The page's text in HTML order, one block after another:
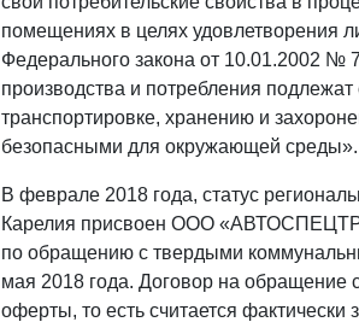
помещениях в целях удовлетворения
Федерального закона от 10.01.2002
производства и потребления
транспортировке, хранению и
безопасными для окружающей среды».
В феврале 2018 года, статус
Карелия присвоен ООО
по обращению с твердыми
мая 2018 года. Договор на обращение
оферты, то есть считается